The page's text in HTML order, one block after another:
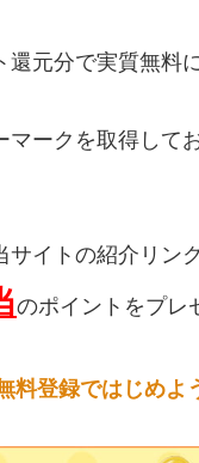
元分で実質無料
マークを取得し
イトの紹介リン
のポイントをプレ
料登録ではじめよ